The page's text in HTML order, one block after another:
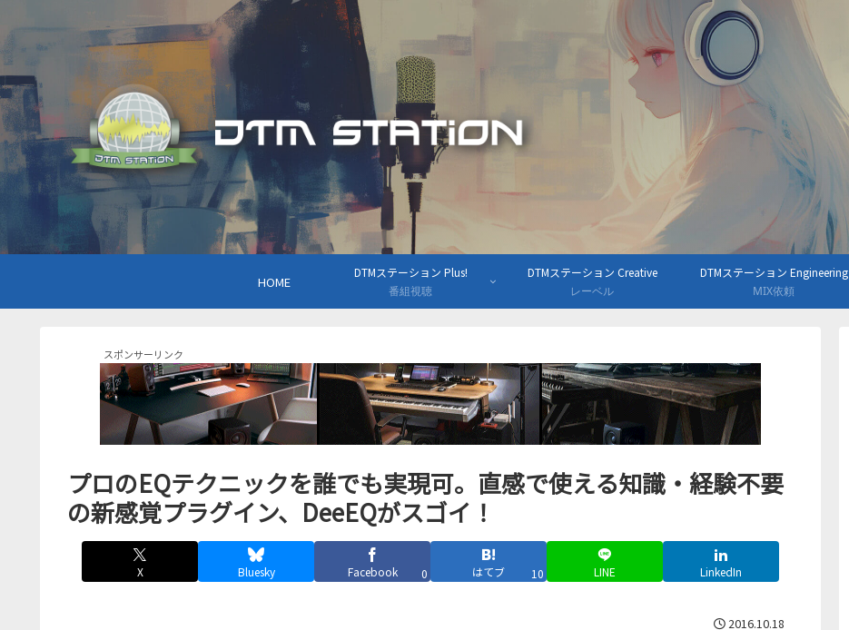
HOME
DTMステーション Plus!
番組視聴
DTMステーション Creative
レーベル
DTMステーション Engineering
MIX依頼
スポンサーリンク
プロのEQテクニックを誰でも実現可。直感で使える知識・経験不要
の新感覚プラグイン、DeeEQがスゴイ！
X Bluesky Facebook 0 はてブ 10 LINE LinkedIn
2016.10.18